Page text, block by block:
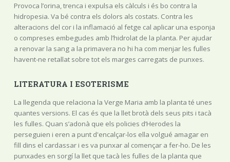
Provoca l’orina, trenca i expulsa els càlculs i és bo contra la
hidropesia. Va bé contra els dolors als costats. Contra les
alteracions del cor i la inflamació al fetge cal aplicar una esponja
o compreses embegudes amb l’hidrolat de la planta. Per ajudar
a renovar la sang a la primavera no hi ha com menjar les fulles
havent-ne retallat sobre tot els marges carregats de punxes.
LITERATURA I ESOTERISME
La llegenda que relaciona la Verge Maria amb la planta té unes
quantes versions. El cas és que la llet brotà dels seus pits i tacà
les fulles. Quan s’adonà que els policies d’Herodes la
perseguien i eren a punt d'encalçar-los ella volgué amagar en
fill dins el cardassar i es va punxar al començar a fer-ho. De les
punxades en sorgí la llet que tacà les fulles de la planta que